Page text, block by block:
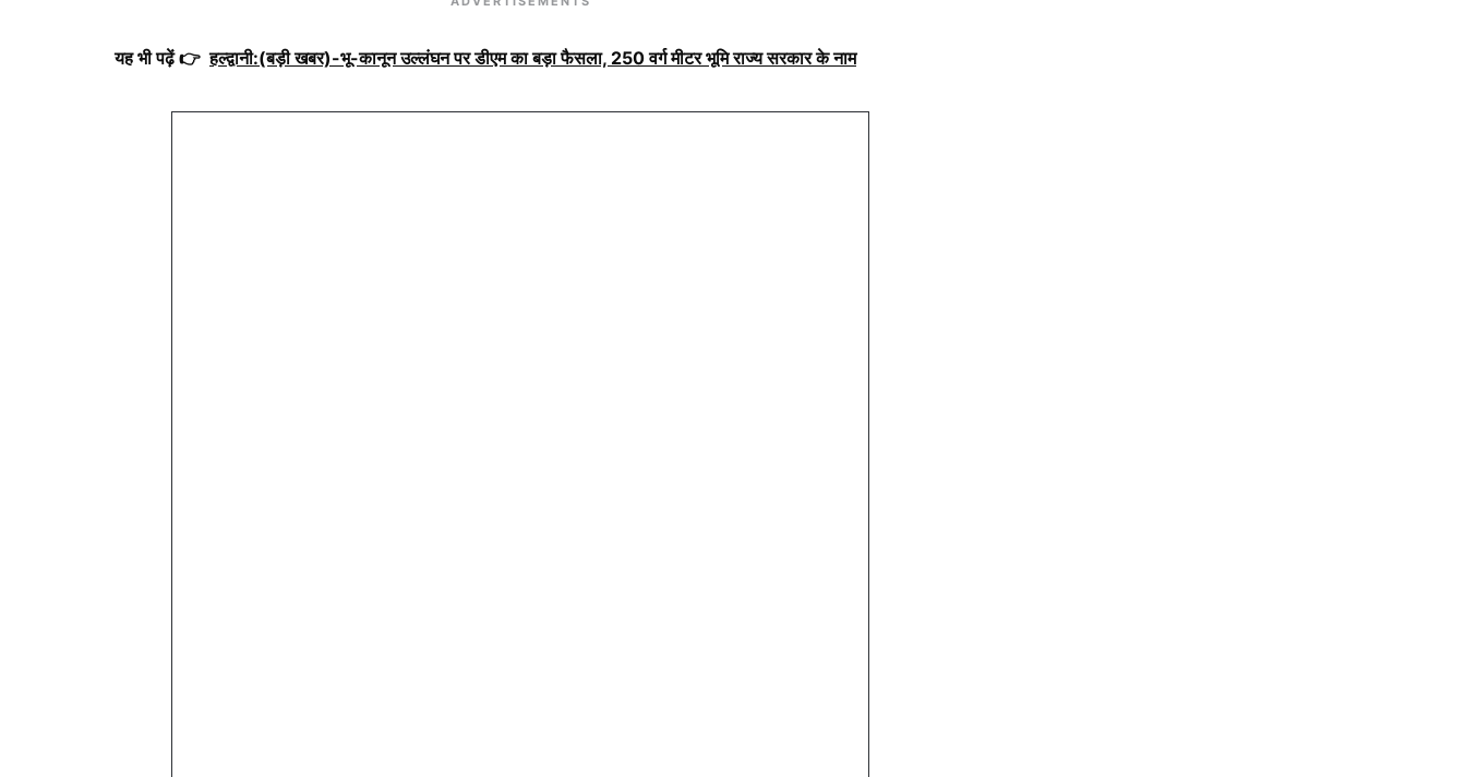
यह भी पढ़ें 👉 हल्द्वानी:(बड़ी खबर)-भू-कानून उल्लंघन पर डीएम का बड़ा फैसला, 250 वर्ग मीटर भूमि राज्य सरकार के नाम